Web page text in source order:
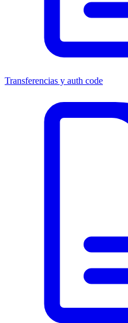
Transferencias y auth code